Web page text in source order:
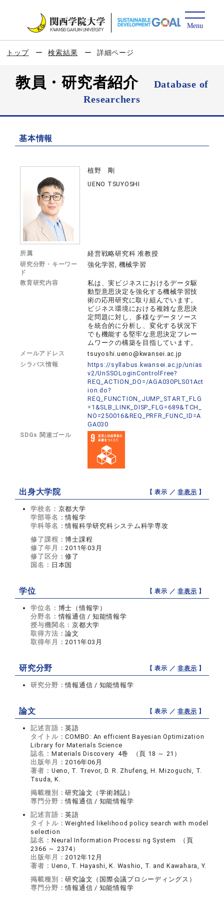
トップ 検索結果 詳細ページ
教員・研究者紹介
Database of
Researchers
基本情報
植野 剛
UENO TSUYOSHI
所属 経営戦略研究科 准教授
研究分野・キーワー
ド
強化学習, 機械学習
教育研究内容
私は、実ビジネスにおけるデータ駆
動型意思決定を強化する機械学習技
術の応用研究に取り組んでいます。
ビジネス環境における複雑な意思決
定問題に対し、多様なデータソース
を統合的に分析し、変化する状況下
でも機能する堅牢な意思決定フレー
ムワークの構築を目指しています。
メールアドレス tsuyoshi.ueno@kwansei.ac.jp
シラバス情報
https://syllabus.kwansei.ac.jp/unias
v2/UnSSOLoginControlFree?
REQ_ACTION_DO=/AGA030PLS01Act
ion.do?
REQ_FUNCTION_JUMP_START_FLG
=1&SLB_LINK_DISP_FLG=689&TCH_
NO=250016&REQ_PRFR_FUNC_ID=A
GA030
SDGs 関連ゴール
出身大学院 【 表示 ／非表示 】
学校名： 京都大学
学部等名：情報学
学科等名：情報科学研究科システム科学専攻
修了課程：博士課程
修了年月： 2011年03月
修了区分：修了
国名： 日本国
学位 【 表示 ／非表示 】
学位名： 博士（情報学）
分野名：情報通信 / 知能情報学
授与機関名：京都大学
取得方法：論文
取得年月： 2011年03月
研究分野 【 表示 ／非表示 】
研究分野：情報通信 / 知能情報学
論文 【 表示 ／非表示 】
記述言語：英語
タイトル：COMBO: An efficient Bayesian Optimization
Library for Materials Science
誌名： Materials Discovery 4巻 （頁 18 ～ 21）
出版年月： 2016年06月
著者： Ueno, T. Trevor, D. R. Zhufeng, H. Mizoguchi, T.
Tsuda, K.
掲載種別：研究論文（学術雑誌）
専門分野：情報通信 / 知能情報学
記述言語：英語
タイトル：Weighted likelihood policy search with model
selection
誌名： Neural Information Processi ng System （頁
2366 ～ 2374）
出版年月： 2012年12月
著者： Ueno, T. Hayashi, K. Washio, T. and Kawahara, Y.
掲載種別：研究論文（国際会議プロシーディングス）
専門分野：情報通信 / 知能情報学